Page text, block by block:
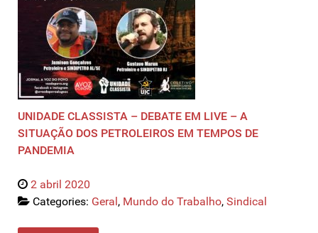
UNIDADE CLASSISTA – DEBATE EM LIVE – A
SITUAÇÃO DOS PETROLEIROS EM TEMPOS DE
PANDEMIA
2 abril 2020
Categories: Geral, Mundo do Trabalho, Sindical